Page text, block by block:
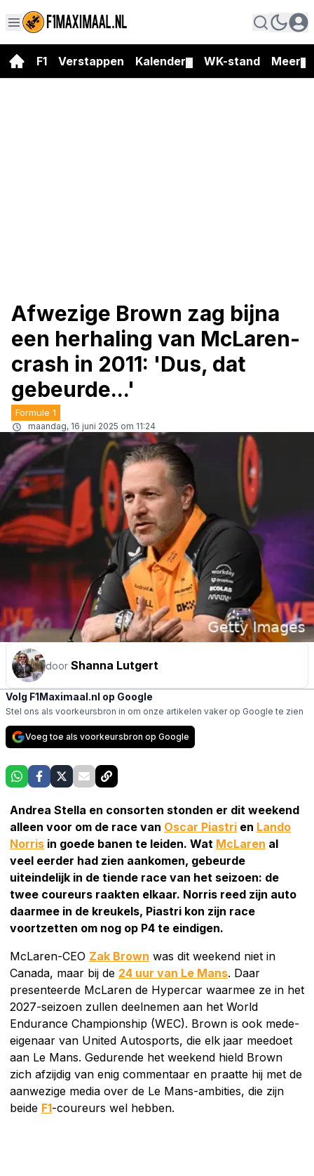
F1 Verstappen Kalender WK-stand Meer
Afwezige Brown zag bijna
een herhaling van McLaren-
crash in 2011: 'Dus, dat
gebeurde...'
Formule 1
maandag, 16 juni 2025 om 11:24
door Shanna Lutgert
Volg F1Maximaal.nl op Google
Stel ons als voorkeursbron in om onze artikelen vaker op Google te zien
Voeg toe als voorkeursbron op Google
Andrea Stella en consorten stonden er dit weekend
alleen voor om de race van Oscar Piastri en Lando
Norris in goede banen te leiden. Wat McLaren al
veel eerder had zien aankomen, gebeurde
uiteindelijk in de tiende race van het seizoen: de
twee coureurs raakten elkaar. Norris reed zijn auto
daarmee in de kreukels, Piastri kon zijn race
voortzetten om nog op P4 te eindigen.
McLaren-CEO Zak Brown was dit weekend niet in
Canada, maar bij de 24 uur van Le Mans. Daar
presenteerde McLaren de Hypercar waarmee ze in het
2027-seizoen zullen deelnemen aan het World
Endurance Championship (WEC). Brown is ook mede-
eigenaar van United Autosports, die elk jaar meedoet
aan Le Mans. Gedurende het weekend hield Brown
zich afzijdig van enig commentaar en praatte hij met de
aanwezige media over de Le Mans-ambities, die zijn
beide F1-coureurs wel hebben.